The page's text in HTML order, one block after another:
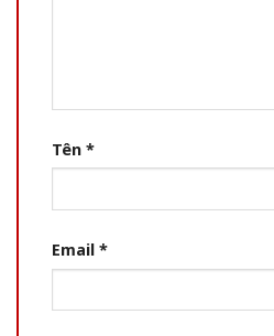
Tên *
Email *